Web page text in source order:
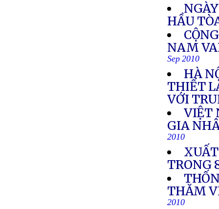
HẦU
NAM
Sep 2010
HÀ
THIẾT
VỚI
VIỆT
GIA
2010
TRONG
THĂM
2010